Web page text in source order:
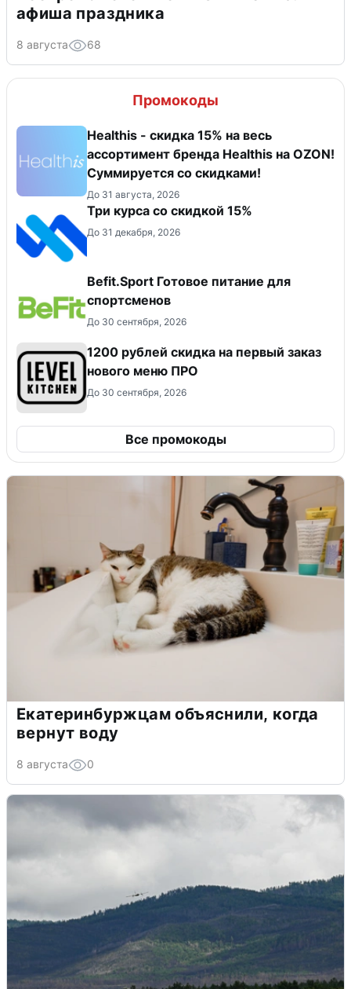
афиша праздника
8 августа 68
Промокоды
Healthis - скидка 15% на весь
ассортимент бренда Healthis на OZON!
Суммируется со скидками!
До 31 августа, 2026
Три курса со скидкой 15%
До 31 декабря, 2026
Befit.Sport Готовое питание для
спортсменов
До 30 сентября, 2026
​1200 рублей скидка на первый заказ
нового меню ПРО
До 30 сентября, 2026
Все промокоды
Екатеринбуржцам объяснили, когда
вернут воду
8 августа 0